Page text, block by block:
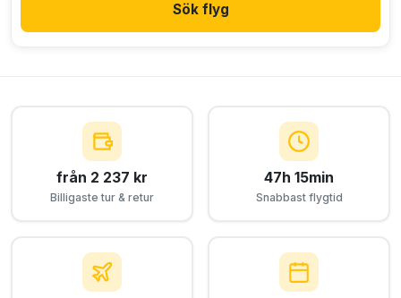
Sök flyg
från 2 237 kr
Billigaste tur & retur
47h 15min
Snabbast flygtid